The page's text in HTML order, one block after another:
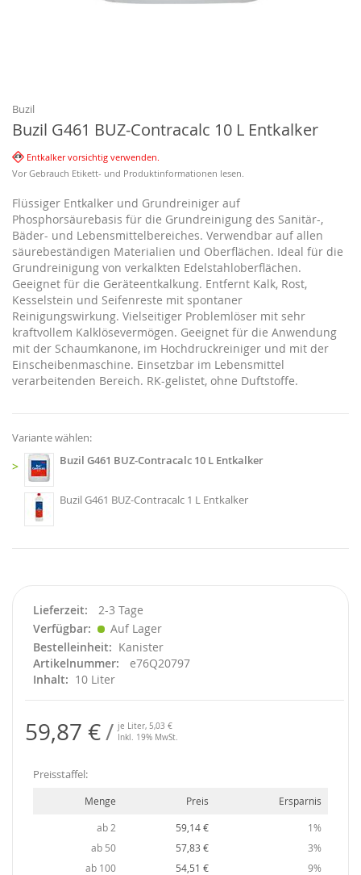
Bildgalerie
springen
Buzil
Buzil G461 BUZ-Contracalc 10 L Entkalker
Entkalker vorsichtig verwenden.
Vor Gebrauch Etikett- und Produktinformationen lesen.
Flüssiger Entkalker und Grundreiniger auf
Phosphorsäurebasis für die Grundreinigung des Sanitär-,
Bäder- und Lebensmittelbereiches. Verwendbar auf allen
säurebeständigen Materialien und Oberflächen. Ideal für die
Grundreinigung von verkalkten Edelstahloberflächen.
Geeignet für die Geräteentkalkung. Entfernt Kalk, Rost,
Kesselstein und Seifenreste mit spontaner
Reinigungswirkung. Vielseitiger Problemlöser mit sehr
kraftvollem Kalklösevermögen. Geeignet für die Anwendung
mit der Schaumkanone, im Hochdruckreiniger und mit der
Einscheibenmaschine. Einsetzbar im Lebensmittel
verarbeitenden Bereich. RK-gelistet, ohne Duftstoffe.
Variante wählen:
> Buzil G461 BUZ-Contracalc 10 L Entkalker
Buzil G461 BUZ-Contracalc 1 L Entkalker
Lieferzeit
2-3 Tage
Verfügbar
Auf Lager
Bestelleinheit
Kanister
Artikelnummer
e76Q20797
Inhalt
10 Liter
59,87 € je Liter, 5,03 €
Inkl. 19% MwSt.
Preisstaffel:
Menge Preis Ersparnis
ab 2 59,14 €
1%
ab 50
57,83 €
3%
ab 100
54,51 € 9%